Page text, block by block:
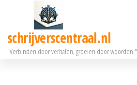
deschrijverscentraal.nl
"Verbinden door verhalen, groeien door woorden."